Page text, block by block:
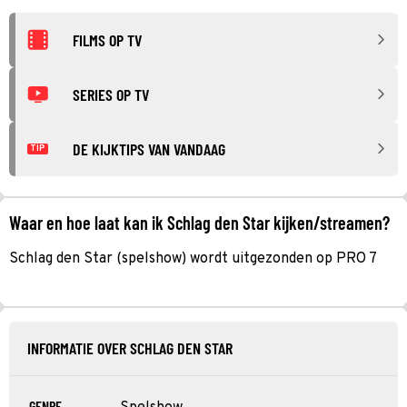
FILMS OP TV
SERIES OP TV
TIP DE KIJKTIPS VAN VANDAAG
Waar en hoe laat kan ik Schlag den Star kijken/streamen?
Schlag den Star (spelshow) wordt uitgezonden op PRO 7
INFORMATIE OVER SCHLAG DEN STAR